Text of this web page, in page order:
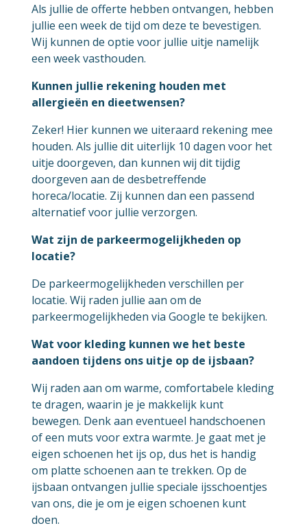
Als jullie de offerte hebben ontvangen, hebben
jullie een week de tijd om deze te bevestigen.
Wij kunnen de optie voor jullie uitje namelijk
een week vasthouden.
Kunnen jullie rekening houden met
allergieën en dieetwensen?
Zeker! Hier kunnen we uiteraard rekening mee
houden. Als jullie dit uiterlijk 10 dagen voor het
uitje doorgeven, dan kunnen wij dit tijdig
doorgeven aan de desbetreffende
horeca/locatie. Zij kunnen dan een passend
alternatief voor jullie verzorgen.
Wat zijn de parkeermogelijkheden op
locatie?
De parkeermogelijkheden verschillen per
locatie. Wij raden jullie aan om de
parkeermogelijkheden via Google te bekijken.
Wat voor kleding kunnen we het beste
aandoen tijdens ons uitje op de ijsbaan?
Wij raden aan om warme, comfortabele kleding
te dragen, waarin je je makkelijk kunt
bewegen. Denk aan eventueel handschoenen
of een muts voor extra warmte. Je gaat met je
eigen schoenen het ijs op, dus het is handig
om platte schoenen aan te trekken. Op de
ijsbaan ontvangen jullie speciale ijsschoentjes
van ons, die je om je eigen schoenen kunt
doen.